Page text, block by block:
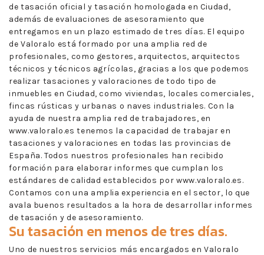
de tasación oficial y tasación homologada en Ciudad,
además de evaluaciones de asesoramiento que
entregamos en un plazo estimado de tres días. El equipo
de Valoralo está formado por una amplia red de
profesionales, como gestores, arquitectos, arquitectos
técnicos y técnicos agrícolas, gracias a los que podemos
realizar tasaciones y valoraciones de todo tipo de
inmuebles en Ciudad, como viviendas, locales comerciales,
fincas rústicas y urbanas o naves industriales. Con la
ayuda de nuestra amplia red de trabajadores, en
www.valoralo.es tenemos la capacidad de trabajar en
tasaciones y valoraciones en todas las provincias de
España. Todos nuestros profesionales han recibido
formación para elaborar informes que cumplan los
estándares de calidad establecidos por www.valoralo.es.
Contamos con una amplia experiencia en el sector, lo que
avala buenos resultados a la hora de desarrollar informes
de tasación y de asesoramiento.
Su tasación en menos de tres días.
Uno de nuestros servicios más encargados en Valoralo